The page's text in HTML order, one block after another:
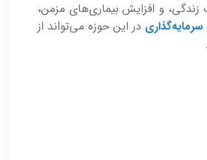
و افزایش بیماری‌های مزمن،
سرمایه‌گذاری در این حوزه می‌تواند از